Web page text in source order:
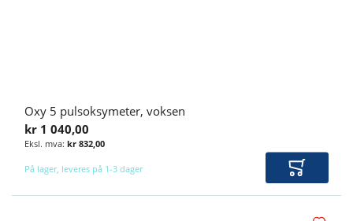
Oxy 5 pulsoksymeter, voksen
kr 1 040,00
kr 832,00
På lager, leveres på 1-3 dager Legg i